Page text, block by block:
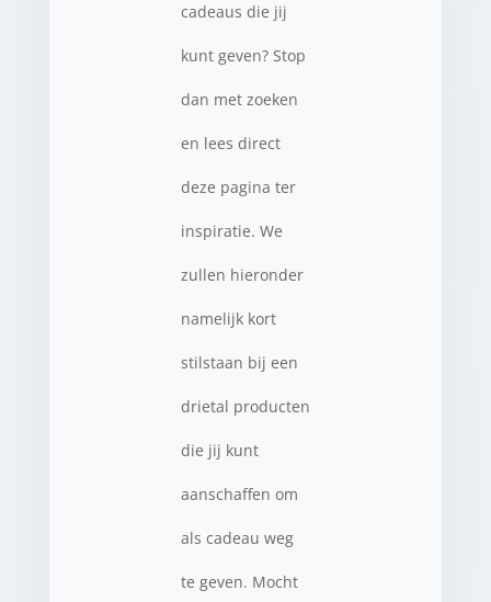
cadeaus die jij
kunt geven? Stop
dan met zoeken
en lees direct
deze pagina ter
inspiratie. We
zullen hieronder
namelijk kort
stilstaan bij een
drietal producten
die jij kunt
aanschaffen om
als cadeau weg
te geven. Mocht